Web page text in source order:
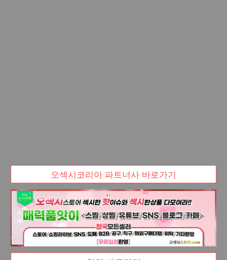
오섹시코리아 파트너사 바로가기